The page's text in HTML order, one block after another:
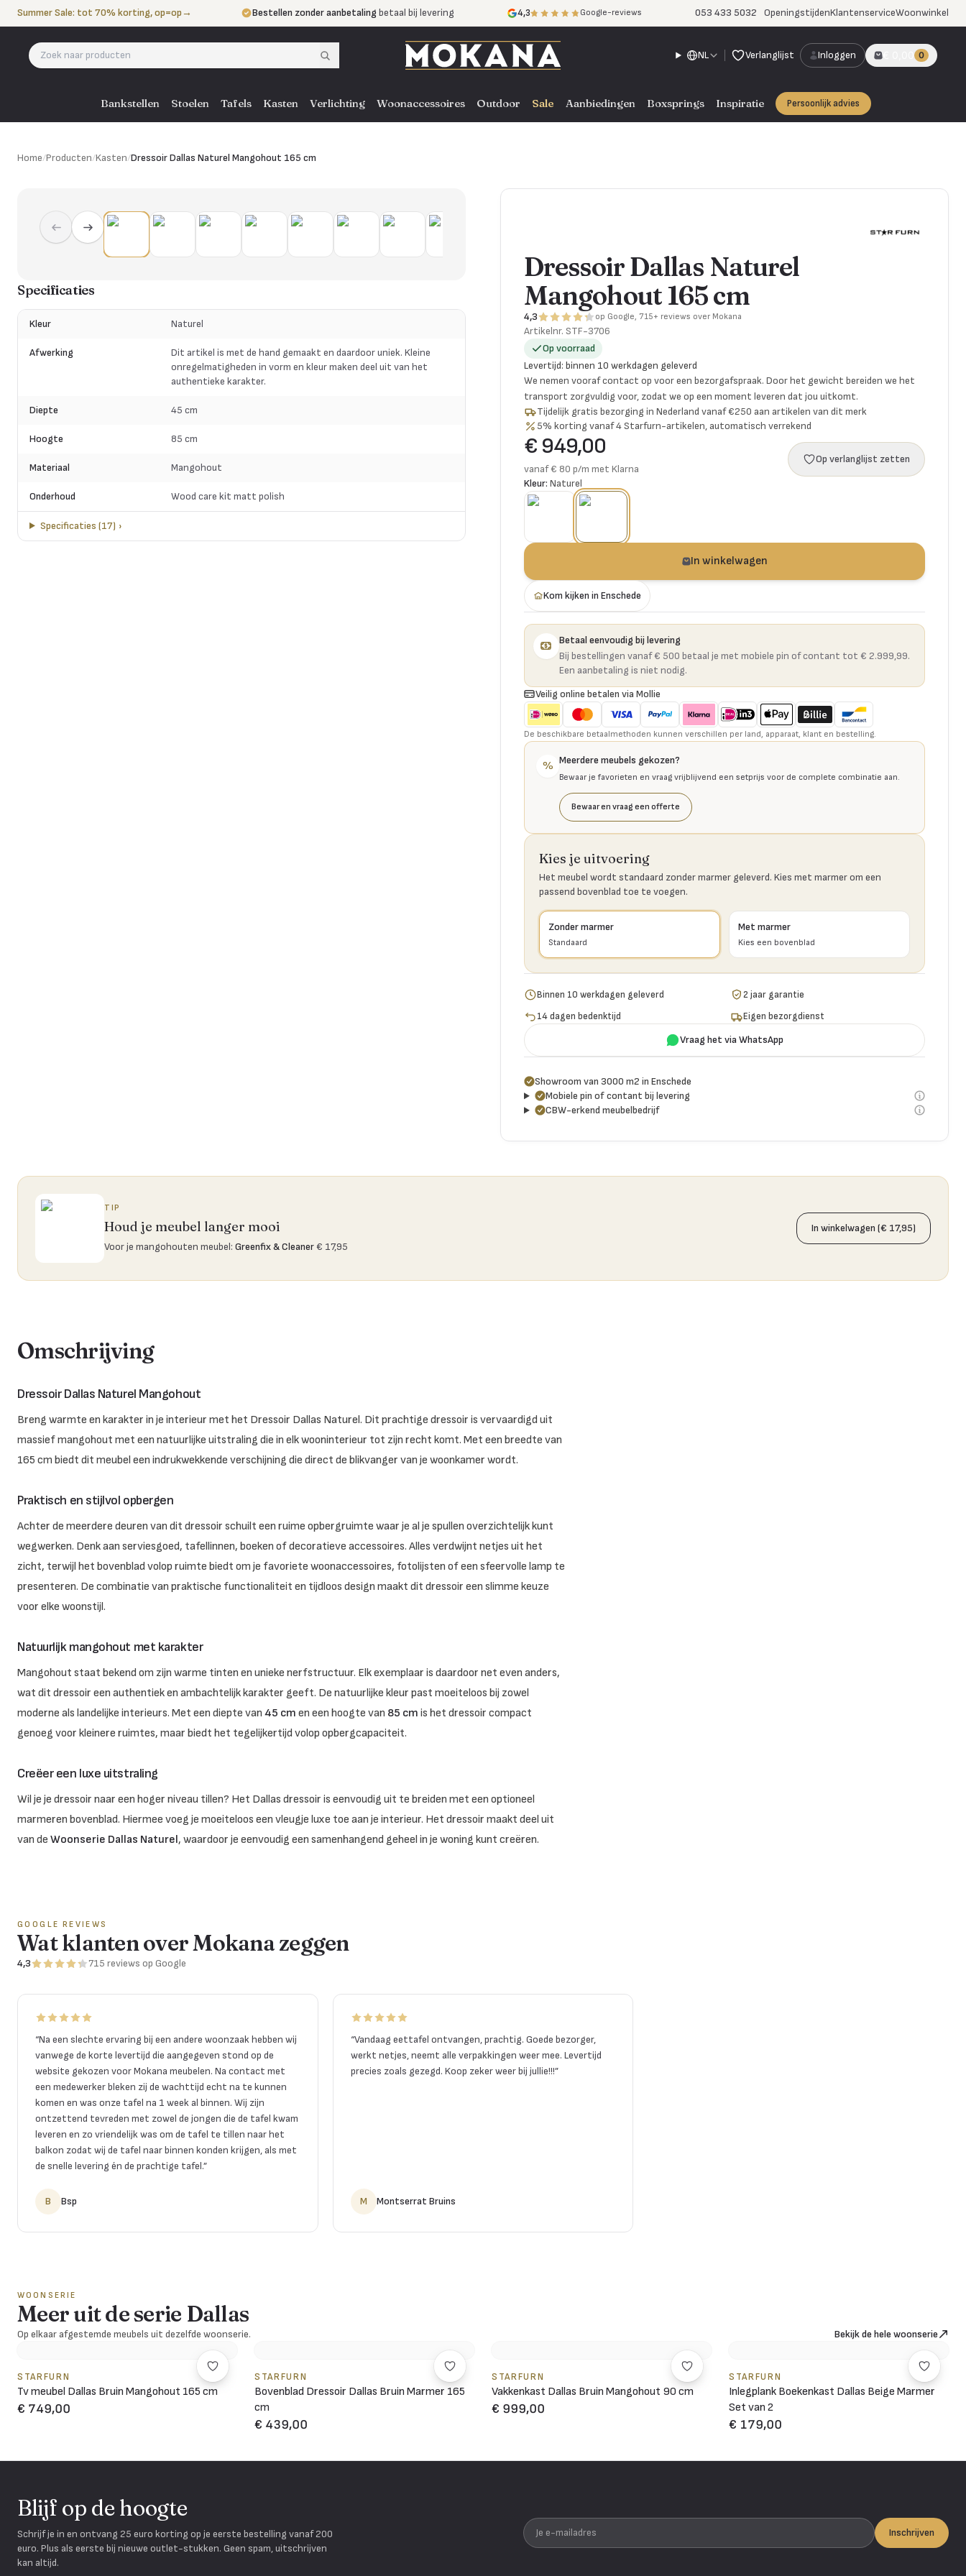
Naar de inhoud
Summer Sale: tot 70% korting, op=op→ Bestellen zonder aanbetaling betaal bij levering
Eigen bezorgdienst door heel NL, BE en DE
4,3 Google-reviews 053 433 5032 OpeningstijdenKlantenserviceWoonwinkel
NL Verlanglijst Inloggen € 0,00 0
Bankstellen Stoelen Tafels Kasten Verlichting Woonaccessoires Outdoor Sale Aanbiedingen Boxsprings Inspiratie Persoonlijk advies
Home/Producten/Kasten/Dressoir Dallas Naturel Mangohout 165 cm
Specificaties
Kleur Naturel
Afwerking
Dit artikel is met de hand gemaakt en daardoor uniek. Kleine
onregelmatigheden in vorm en kleur maken deel uit van het
authentieke karakter.
Diepte 45 cm
Hoogte 85 cm
Materiaal Mangohout
Onderhoud Wood care kit matt polish
Specificaties (17) ›
Dressoir Dallas Naturel
Mangohout 165 cm
4,3 op Google, 715+ reviews over Mokana
Artikelnr. STF-3706
Op voorraad
Levertijd: binnen 10 werkdagen geleverd
We nemen vooraf contact op voor een bezorgafspraak. Door het gewicht bereiden we het
transport zorgvuldig voor, zodat we op een moment leveren dat jou uitkomt.
Tijdelijk gratis bezorging in Nederland vanaf €250 aan artikelen van dit merk
5% korting vanaf 4 Starfurn-artikelen, automatisch verrekend
€ 949,00
vanaf € 80 p/m met Klarna
Op verlanglijst zetten
Kleur: Naturel
In winkelwagen
Kom kijken in Enschede
Betaal eenvoudig bij levering
Bij bestellingen vanaf € 500 betaal je met mobiele pin of contant tot € 2.999,99.
Een aanbetaling is niet nodig.
Veilig online betalen via Mollie
De beschikbare betaalmethoden kunnen verschillen per land, apparaat, klant en bestelling.
% Meerdere meubels gekozen?
Bewaar je favorieten en vraag vrijblijvend een setprijs voor de complete combinatie aan.
Bewaar en vraag een offerte
Kies je uitvoering
Het meubel wordt standaard zonder marmer geleverd. Kies met marmer om een
passend bovenblad toe te voegen.
Zonder marmer
Standaard
Met marmer
Kies een bovenblad
Binnen 10 werkdagen geleverd
2 jaar garantie
14 dagen bedenktijd
Eigen bezorgdienst
Vraag het via WhatsApp
Showroom van 3000 m2 in Enschede
Mobiele pin of contant bij levering
CBW-erkend meubelbedrijf
TIP
Houd je meubel langer mooi
Voor je mangohouten meubel: Greenfix & Cleaner€ 17,95
In winkelwagen (€ 17,95)
Omschrijving
Dressoir Dallas Naturel Mangohout
Breng warmte en karakter in je interieur met het Dressoir Dallas Naturel. Dit prachtige dressoir is vervaardigd uit
massief mangohout met een natuurlijke uitstraling die in elk wooninterieur tot zijn recht komt. Met een breedte van
165 cm biedt dit meubel een indrukwekkende verschijning die direct de blikvanger van je woonkamer wordt.
Praktisch en stijlvol opbergen
Achter de meerdere deuren van dit dressoir schuilt een ruime opbergruimte waar je al je spullen overzichtelijk kunt
wegwerken. Denk aan serviesgoed, tafellinnen, boeken of decoratieve accessoires. Alles verdwijnt netjes uit het
zicht, terwijl het bovenblad volop ruimte biedt om je favoriete woonaccessoires, fotolijsten of een sfeervolle lamp te
presenteren. De combinatie van praktische functionaliteit en tijdloos design maakt dit dressoir een slimme keuze
voor elke woonstijl.
Natuurlijk mangohout met karakter
Mangohout staat bekend om zijn warme tinten en unieke nerfstructuur. Elk exemplaar is daardoor net even anders,
wat dit dressoir een authentiek en ambachtelijk karakter geeft. De natuurlijke kleur past moeiteloos bij zowel
moderne als landelijke interieurs. Met een diepte van 45 cm en een hoogte van 85 cm is het dressoir compact
genoeg voor kleinere ruimtes, maar biedt het tegelijkertijd volop opbergcapaciteit.
Creëer een luxe uitstraling
Wil je je dressoir naar een hoger niveau tillen? Het Dallas dressoir is eenvoudig uit te breiden met een optioneel
marmeren bovenblad. Hiermee voeg je moeiteloos een vleugje luxe toe aan je interieur. Het dressoir maakt deel uit
van de Woonserie Dallas Naturel, waardoor je eenvoudig een samenhangend geheel in je woning kunt creëren.
GOOGLE REVIEWS
Wat klanten over Mokana zeggen
4,3 715 reviews op Google
“Na een slechte ervaring bij een andere woonzaak hebben wij
vanwege de korte levertijd die aangegeven stond op de
website gekozen voor Mokana meubelen. Na contact met
een medewerker bleken zij de wachttijd echt na te kunnen
komen en was onze tafel na 1 week al binnen. Wij zijn
ontzettend tevreden met zowel de jongen die de tafel kwam
leveren en zo vriendelijk was om de tafel te tillen naar het
balkon zodat wij de tafel naar binnen konden krijgen, als met
de snelle levering én de prachtige tafel.”
B Bsp
“Vandaag eettafel ontvangen, prachtig. Goede bezorger,
werkt netjes, neemt alle verpakkingen weer mee. Levertijd
precies zoals gezegd. Koop zeker weer bij jullie!!!”
M Montserrat Bruins
WOONSERIE
Meer uit de serie Dallas
Op elkaar afgestemde meubels uit dezelfde woonserie. Bekijk de hele woonserie
STARFURN
Tv meubel Dallas Bruin Mangohout 165 cm
€ 749,00
STARFURN
Bovenblad Dressoir Dallas Bruin Marmer 165
cm
€ 439,00
STARFURN
Vakkenkast Dallas Bruin Mangohout 90 cm
€ 999,00
STARFURN
Inlegplank Boekenkast Dallas Beige Marmer
Set van 2
€ 179,00
Blijf op de hoogte
Schrijf je in en ontvang 25 euro korting op je eerste bestelling vanaf 200
euro. Plus als eerste bij nieuwe outlet-stukken. Geen spam, uitschrijven
kan altijd.
Je e-mailadres
Inschrijven